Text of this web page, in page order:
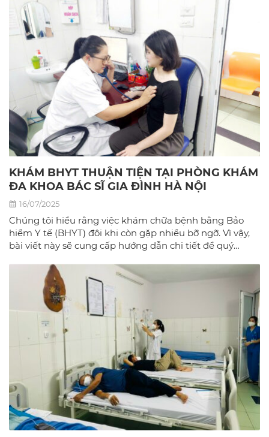
KHÁM BHYT THUẬN TIỆN TẠI PHÒNG KHÁM
ĐA KHOA BÁC SĨ GIA ĐÌNH HÀ NỘI
16/07/2025
Chúng tôi hiểu rằng việc khám chữa bệnh bằng Bảo
hiểm Y tế (BHYT) đôi khi còn gặp nhiều bỡ ngỡ. Vì vậy,
bài viết này sẽ cung cấp hướng dẫn chi tiết để quý
quả nhất tại phòng khám đa khoa Bác sĩ gia đình hà